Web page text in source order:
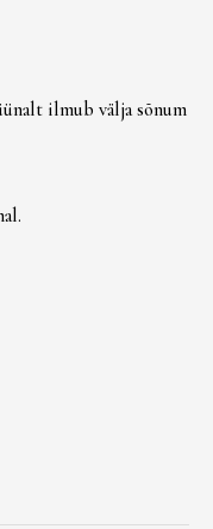
ilmub välja sõnum